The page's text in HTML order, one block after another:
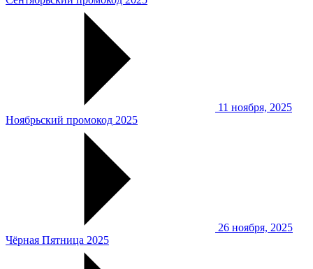
11 ноября, 2025
Ноябрьский промокод 2025
26 ноября, 2025
Чёрная Пятница 2025